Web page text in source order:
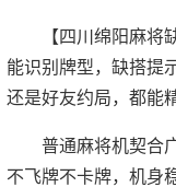
【四川绵阳麻
能识别牌型，缺搭提
还是好友约局，都能
普通麻将机契合
不飞牌不卡牌，机身